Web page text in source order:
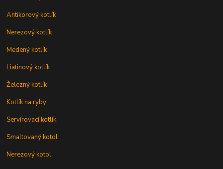
Antikorový kotlík
Nerezový kotlík
Medený kotlík
Liatinový kotlík
Železný kotlík
Kotlík na ryby
Servírovací kotlík
Smaltovaný kotol
Nerezový kotol